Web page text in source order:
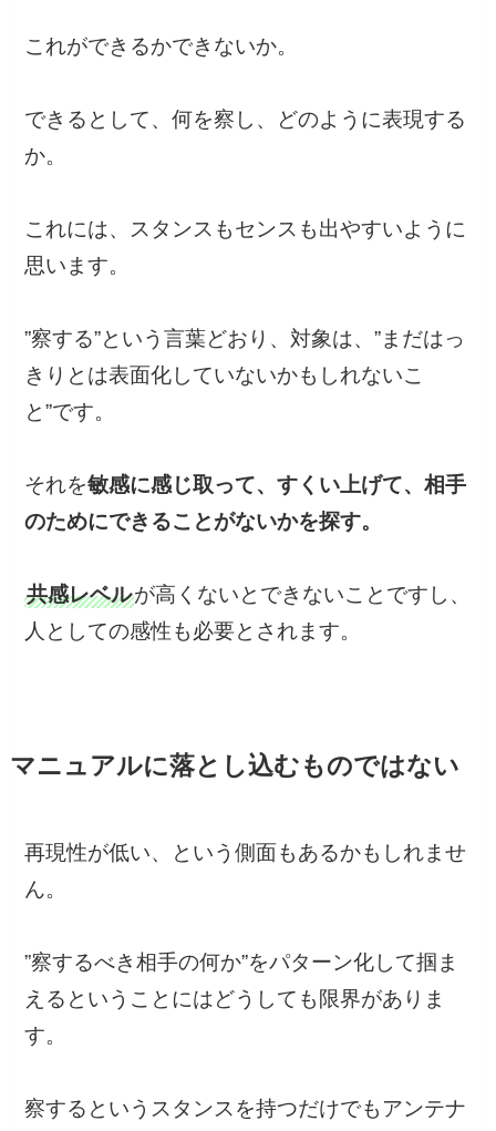
これができるかできないか。
できるとして、何を察し、どのように表現する
か。
これには、スタンスもセンスも出やすいように
思います。
”察する”という言葉どおり、対象は、”まだはっ
きりとは表面化していないかもしれないこ
と”です。
それを敏感に感じ取って、すくい上げて、相手
のためにできることがないかを探す。
共感レベルが高くないとできないことですし、
人としての感性も必要とされます。
マニュアルに落とし込むものではない
再現性が低い、という側面もあるかもしれませ
ん。
”察するべき相手の何か”をパターン化して掴ま
えるということにはどうしても限界がありま
す。
察するというスタンスを持つだけでもアンテナ